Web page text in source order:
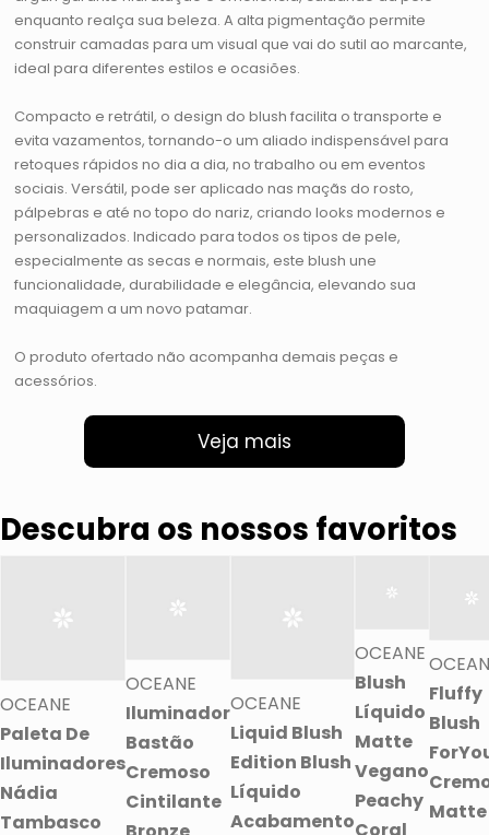
enquanto realça sua beleza. A alta pigmentação permite
construir camadas para um visual que vai do sutil ao marcante,
ideal para diferentes estilos e ocasiões.
Compacto e retrátil, o design do blush facilita o transporte e
evita vazamentos, tornando-o um aliado indispensável para
retoques rápidos no dia a dia, no trabalho ou em eventos
sociais. Versátil, pode ser aplicado nas maçãs do rosto,
pálpebras e até no topo do nariz, criando looks modernos e
personalizados. Indicado para todos os tipos de pele,
especialmente as secas e normais, este blush une
funcionalidade, durabilidade e elegância, elevando sua
maquiagem a um novo patamar.
O produto ofertado não acompanha demais peças e
acessórios.
Veja mais
Descubra os nossos favoritos
OCEANE
Paleta De
Iluminadores
Nádia
Tambasco
OCEANE
Iluminador
Bastão
Cremoso
Cintilante
OCEANE
Liquid Blush
Edition Blush
Líquido
Acabamento
OCEANE
Blush
Líquido
Matte
Vegano
Peachy
Coral
Fluffy
Blush
Matte